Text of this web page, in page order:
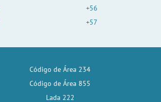
+56
+57
Código de Área 234
Código de Área 855
Lada 222